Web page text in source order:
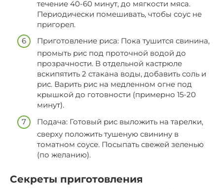
течение 40-60 минут, до мягкости мяса.
Периодически помешивать, чтобы соус не
пригорел.
Приготовление риса: Пока тушится свинина,
промыть рис под проточной водой до
прозрачности. В отдельной кастрюле
вскипятить 2 стакана воды, добавить соль и
рис. Варить рис на медленном огне под
крышкой до готовности (примерно 15-20
минут).
Подача: Готовый рис выложить на тарелки,
сверху положить тушеную свинину в
томатном соусе. Посыпать свежей зеленью
(по желанию).
Секреты приготовления